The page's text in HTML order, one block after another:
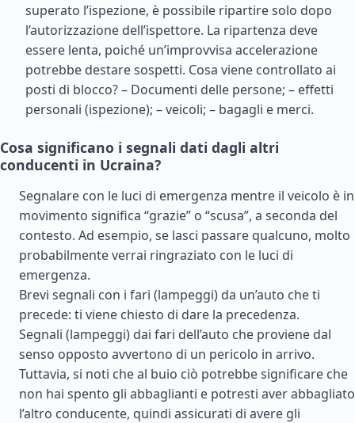
superato l’ispezione, è possibile ripartire solo dopo
l’autorizzazione dell’ispettore. La ripartenza deve
essere lenta, poiché un’improvvisa accelerazione
potrebbe destare sospetti. Cosa viene controllato ai
posti di blocco? – Documenti delle persone; – effetti
personali (ispezione); – veicoli; – bagagli e merci.
Cosa significano i segnali dati dagli altri
conducenti in Ucraina?
Segnalare con le luci di emergenza mentre il veicolo è in
movimento significa “grazie” o “scusa”, a seconda del
contesto. Ad esempio, se lasci passare qualcuno, molto
probabilmente verrai ringraziato con le luci di
emergenza.
Brevi segnali con i fari (lampeggi) da un’auto che ti
precede: ti viene chiesto di dare la precedenza.
Segnali (lampeggi) dai fari dell’auto che proviene dal
senso opposto avvertono di un pericolo in arrivo.
Tuttavia, si noti che al buio ciò potrebbe significare che
non hai spento gli abbaglianti e potresti aver abbagliato
l’altro conducente, quindi assicurati di avere gli